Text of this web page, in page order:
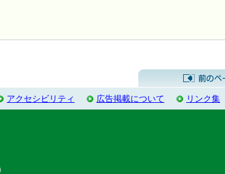
アクセシビリティ 広告掲載について リンク集